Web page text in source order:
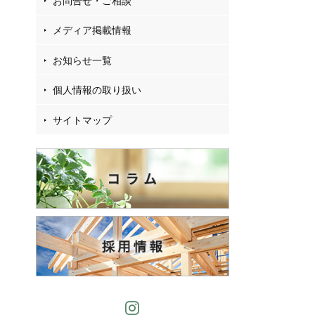
メディア掲載情報
お知らせ一覧
個人情報の取り扱い
サイトマップ